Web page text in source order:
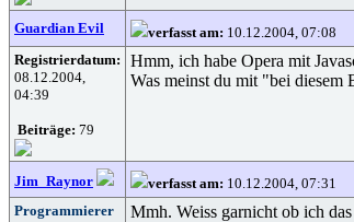
Guardian Evil verfasst am: 10.12.2004, 07:08
Registrierdatum:
08.12.2004,
04:39
Beiträge: 79
Hmm, ich habe Opera mit
Was meinst du mit "bei diesem
Jim_Raynor verfasst am: 10.12.2004, 07:31
Programmierer
Mmh. Weiss garnicht ob ich